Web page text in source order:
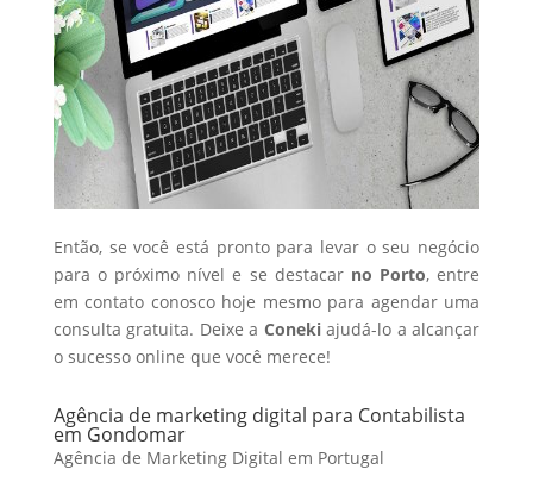
Então, se você está pronto para levar o seu negócio
para o próximo nível e se destacar no Porto, entre
em contato conosco hoje mesmo para agendar uma
consulta gratuita. Deixe a Conekiajudá-lo a alcançar
o sucesso online que você merece!
Agência de marketing digital para Contabilista
em Gondomar
Agência de Marketing Digital em Portugal